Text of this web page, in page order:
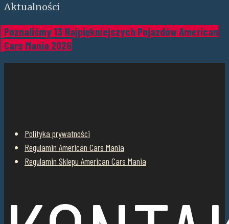
Aktualności
Poznaliśmy 13 Najpiękniejszych Pojazdów American
Cars Mania 2026
Polityka prywatności
Regulamin American Cars Mania
Regulamin Sklepu American Cars Mania